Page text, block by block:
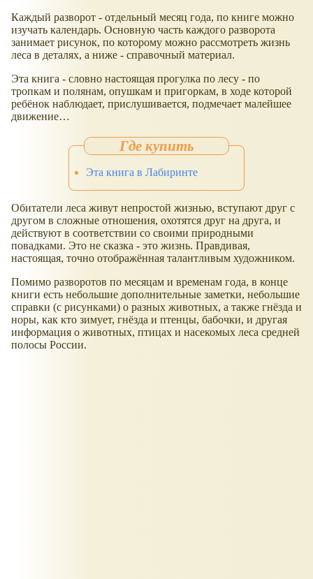
Каждый разворот - отдельный месяц года, по книге можно
изучать календарь. Основную часть каждого разворота
занимает рисунок, по которому можно рассмотреть жизнь
леса в деталях, а ниже - справочный материал.
Эта книга - словно настоящая прогулка по лесу - по
тропкам и полянам, опушкам и пригоркам, в ходе которой
ребёнок наблюдает, прислушивается, подмечает малейшее
движение…
Эта книга в Лабиринте
Обитатели леса живут непростой жизнью, вступают друг с
другом в сложные отношения, охотятся друг на друга, и
действуют в соответствии со своими природными
повадками. Это не сказка - это жизнь. Правдивая,
настоящая, точно отображённая талантливым художником.
Помимо разворотов по месяцам и временам года, в конце
книги есть небольшие дополнительные заметки, небольшие
справки (с рисунками) о разных животных, а также гнёзда и
норы, как кто зимует, гнёзда и птенцы, бабочки, и другая
информация о животных, птицах и насекомых леса средней
полосы России.